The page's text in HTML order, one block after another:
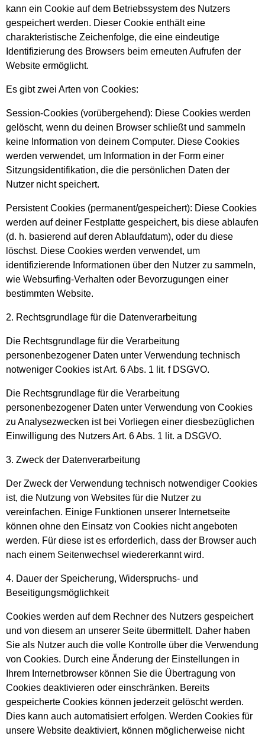
kann ein Cookie auf dem Betriebssystem des Nutzers
gespeichert werden. Dieser Cookie enthält eine
charakteristische Zeichenfolge, die eine eindeutige
Identifizierung des Browsers beim erneuten Aufrufen der
Website ermöglicht.
Es gibt zwei Arten von Cookies:
Session-Cookies (vorübergehend): Diese Cookies werden
gelöscht, wenn du deinen Browser schließt und sammeln
keine Information von deinem Computer. Diese Cookies
werden verwendet, um Information in der Form einer
Sitzungsidentifikation, die die persönlichen Daten der
Nutzer nicht speichert.
Persistent Cookies (permanent/gespeichert): Diese Cookies
werden auf deiner Festplatte gespeichert, bis diese ablaufen
(d. h. basierend auf deren Ablaufdatum), oder du diese
löschst. Diese Cookies werden verwendet, um
identifizierende Informationen über den Nutzer zu sammeln,
wie Websurfing-Verhalten oder Bevorzugungen einer
bestimmten Website.
2. Rechtsgrundlage für die Datenverarbeitung
Die Rechtsgrundlage für die Verarbeitung
personenbezogener Daten unter Verwendung technisch
notweniger Cookies ist Art. 6 Abs. 1 lit. f DSGVO.
Die Rechtsgrundlage für die Verarbeitung
personenbezogener Daten unter Verwendung von Cookies
zu Analysezwecken ist bei Vorliegen einer diesbezüglichen
Einwilligung des Nutzers Art. 6 Abs. 1 lit. a DSGVO.
3. Zweck der Datenverarbeitung
Der Zweck der Verwendung technisch notwendiger Cookies
ist, die Nutzung von Websites für die Nutzer zu
vereinfachen. Einige Funktionen unserer Internetseite
können ohne den Einsatz von Cookies nicht angeboten
werden. Für diese ist es erforderlich, dass der Browser auch
nach einem Seitenwechsel wiedererkannt wird.
4. Dauer der Speicherung, Widerspruchs- und
Beseitigungsmöglichkeit
Cookies werden auf dem Rechner des Nutzers gespeichert
und von diesem an unserer Seite übermittelt. Daher haben
Sie als Nutzer auch die volle Kontrolle über die Verwendung
von Cookies. Durch eine Änderung der Einstellungen in
Ihrem Internetbrowser können Sie die Übertragung von
Cookies deaktivieren oder einschränken. Bereits
gespeicherte Cookies können jederzeit gelöscht werden.
Dies kann auch automatisiert erfolgen. Werden Cookies für
unsere Website deaktiviert, können möglicherweise nicht